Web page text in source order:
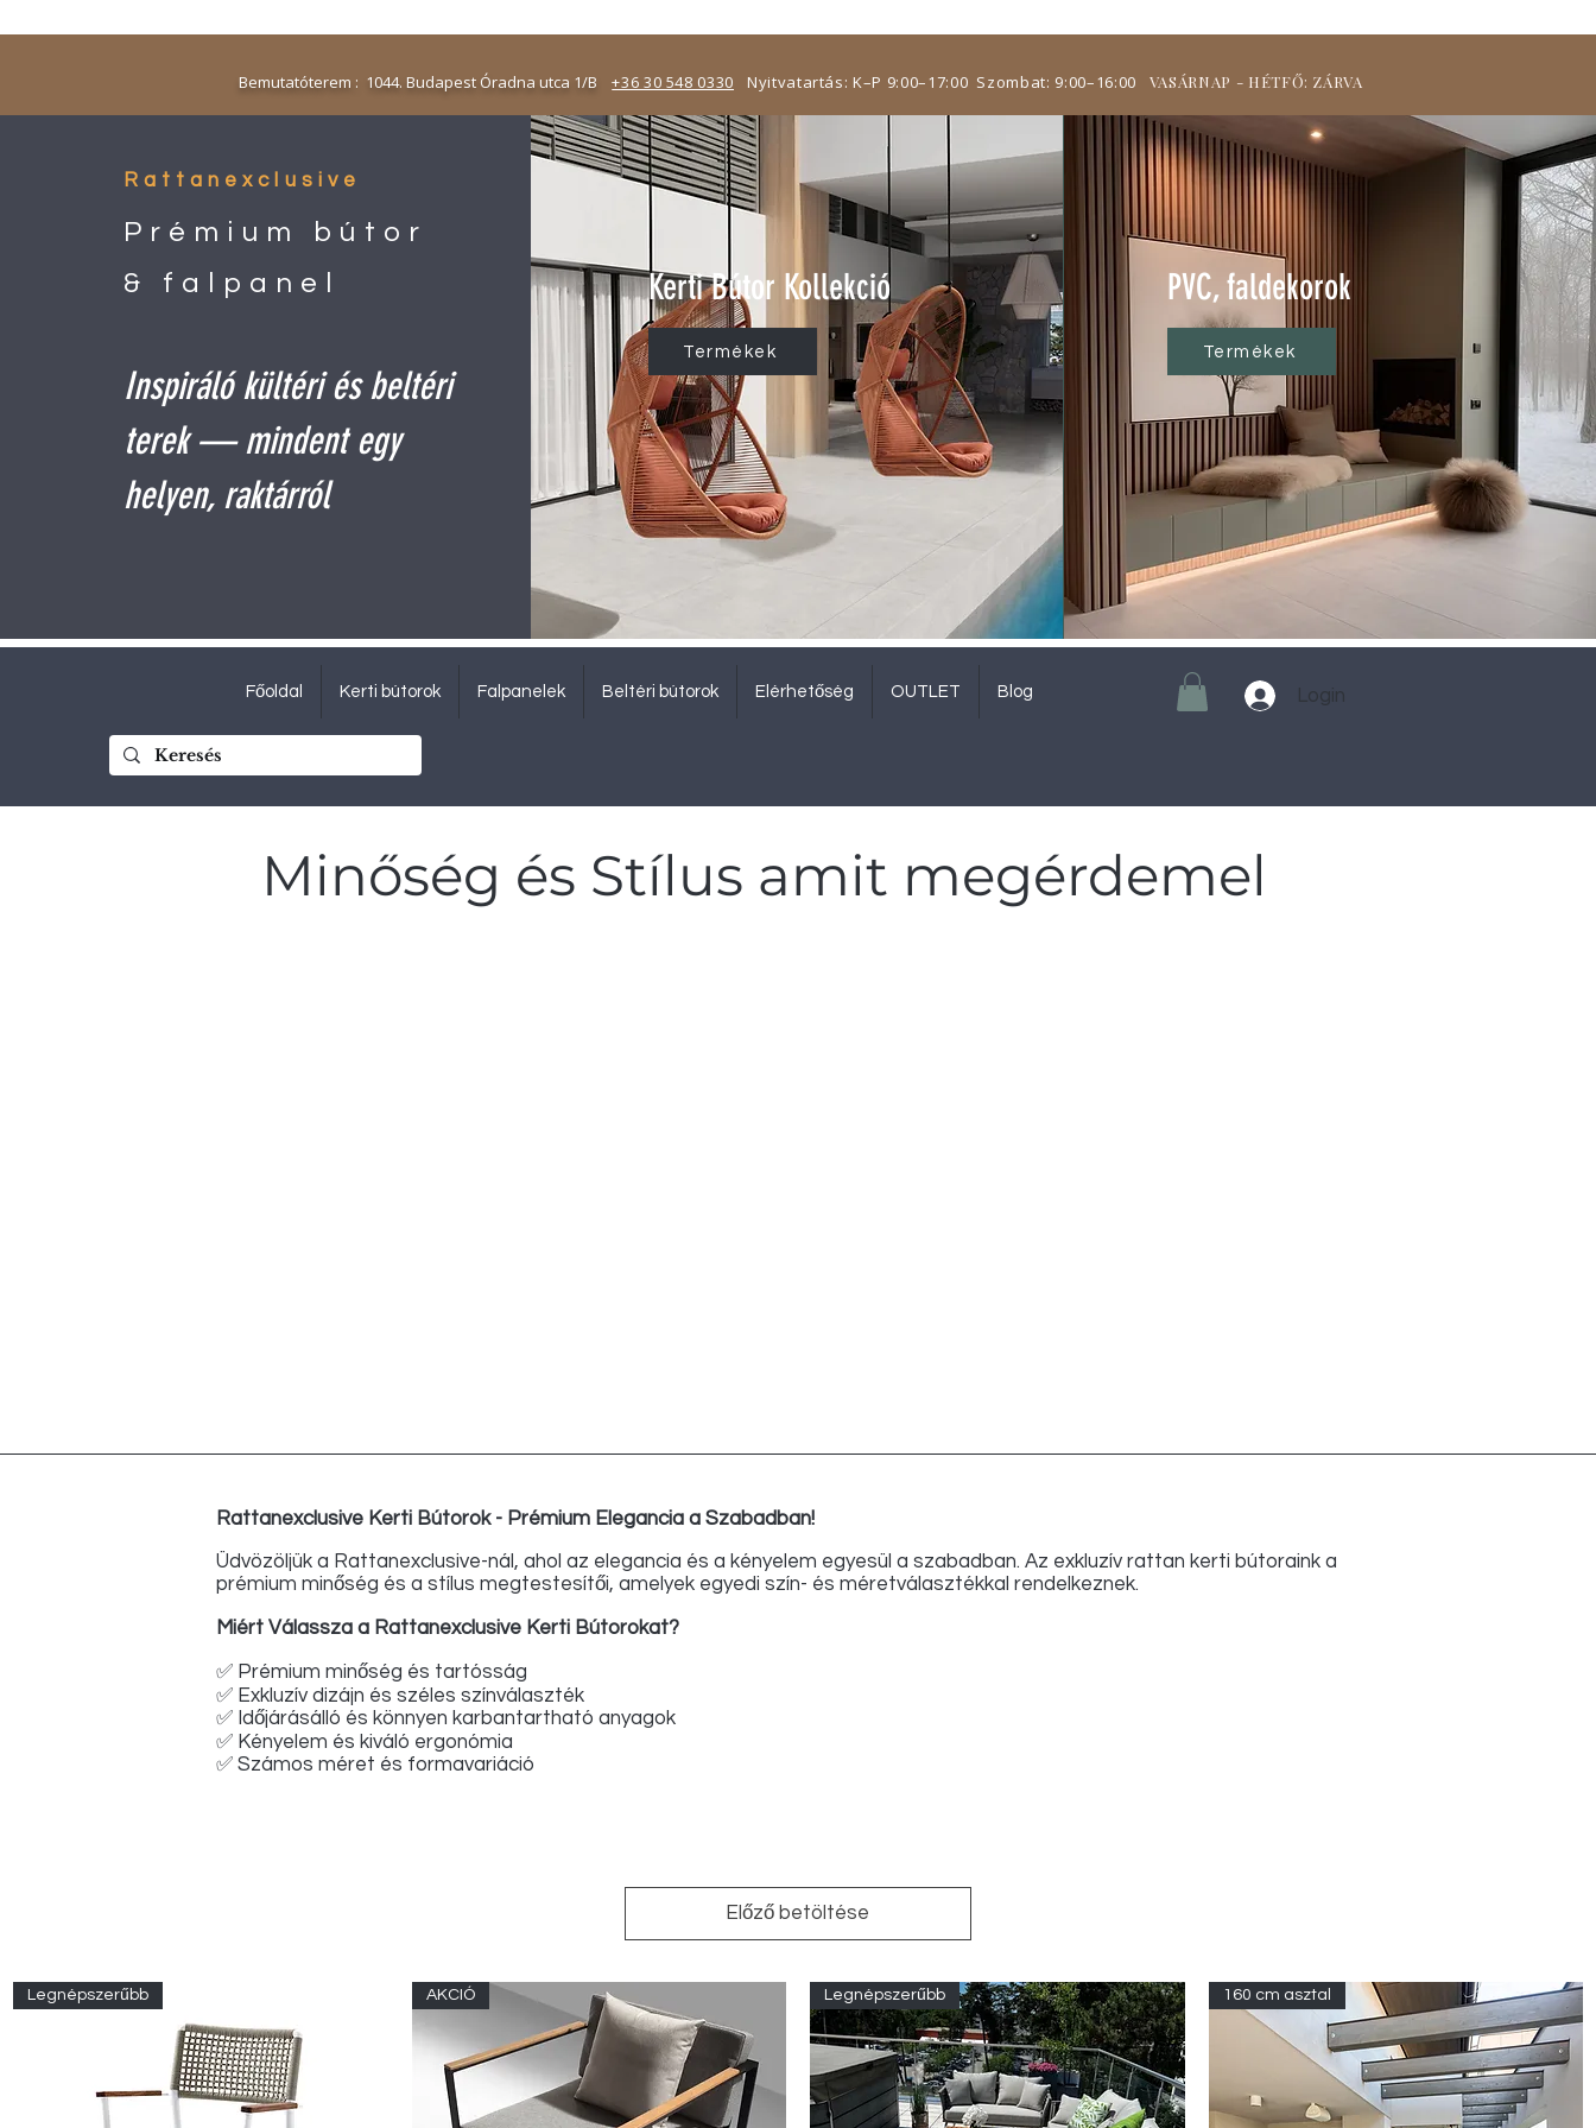
Bemutatóterem : 1044. Budapest Óradna utca 1/B+36 30 548 0330 Nyitvatartás: K–P 9:00–17:00 Szombat: 9:00–16:00 VASÁRNAP - HÉTFŐ: ZÁRVA
Rattanexclusive
Prémium bútor
& falpanel
Inspiráló kültéri és beltéri
terek — mindent egy
helyen, raktárról
Kerti Bútor Kollekció
Termékek
PVC, faldekorok
Termékek
Login
Főoldal Kerti bútorok Falpanelek Beltéri bútorok Elérhetőség OUTLET Blog
Minőség és Stílus amit megérdemel
Rattanexclusive Kerti Bútorok - Prémium Elegancia a Szabadban!
Üdvözöljük a Rattanexclusive-nál, ahol az elegancia és a kényelem egyesül a szabadban. Az exkluzív rattan kerti bútoraink a
prémium minőség és a stílus megtestesítői, amelyek egyedi szín- és méretválasztékkal rendelkeznek.
Miért Válassza a Rattanexclusive Kerti Bútorokat?
✅ Prémium minőség és tartósság
✅ Exkluzív dizájn és széles színválaszték
✅ Időjárásálló és könnyen karbantartható anyagok
✅ Kényelem és kiváló ergonómia
✅ Számos méret és formavariáció
Előző betöltése
Legnépszerűbb AKCIÓ Legnépszerűbb 160 cm asztal